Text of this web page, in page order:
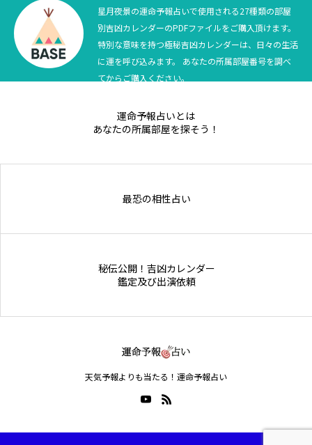
テニス四大大会・五輪
テニス四大大会・五輪
星月夜景の運命予報占いで使用される27種類の部屋
別吉凶カレンダーのPDFファイルをご購入頂けます。
特別な意味を持つ極秘吉凶カレンダーは、日々の生活
に運を呼び込みます。 あなたの所属部屋番号を調べ
てからご購入ください。
運命予報占いとは
あなたの所属部屋を探そう！
最恐の相性占い
秘伝公開！吉凶カレンダー
鑑定及び出演依頼
天気予報よりも当たる！運命予報占い